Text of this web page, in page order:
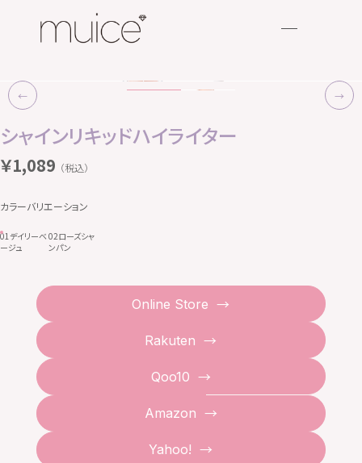
← →
← →
シャインリキッドハイライター
￥1,089 （税込）
カラーバリエーション
01デイリーベ
ージュ
02ローズシャ
ンパン
Online Store
Rakuten
Qoo10
Amazon
Yahoo!